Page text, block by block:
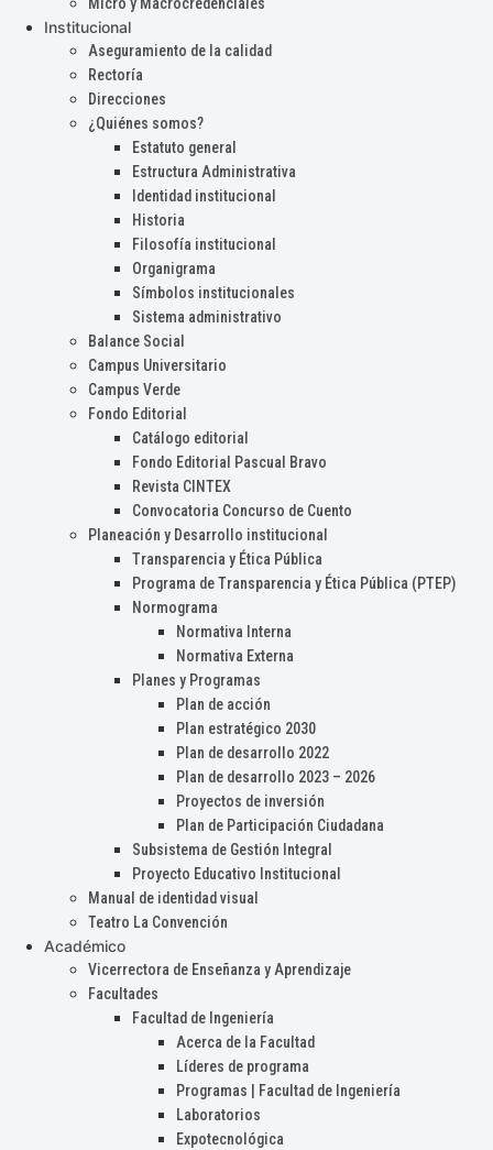
Micro y Macrocredenciales
Institucional
Aseguramiento de la calidad
Rectoría
Direcciones
¿Quiénes somos?
Estatuto general
Estructura Administrativa
Identidad institucional
Historia
Filosofía institucional
Organigrama
Símbolos institucionales
Sistema administrativo
Balance Social
Campus Universitario
Campus Verde
Fondo Editorial
Catálogo editorial
Fondo Editorial Pascual Bravo
Revista CINTEX
Convocatoria Concurso de Cuento
Planeación y Desarrollo institucional
Transparencia y Ética Pública
Programa de Transparencia y Ética Pública (PTEP)
Normograma
Normativa Interna
Normativa Externa
Planes y Programas
Plan de acción
Plan estratégico 2030
Plan de desarrollo 2022
Plan de desarrollo 2023 – 2026
Proyectos de inversión
Plan de Participación Ciudadana
Subsistema de Gestión Integral
Proyecto Educativo Institucional
Manual de identidad visual
Teatro La Convención
Académico
Vicerrectora de Enseñanza y Aprendizaje
Facultades
Facultad de Ingeniería
Acerca de la Facultad
Líderes de programa
Programas | Facultad de Ingeniería
Laboratorios
Expotecnológica